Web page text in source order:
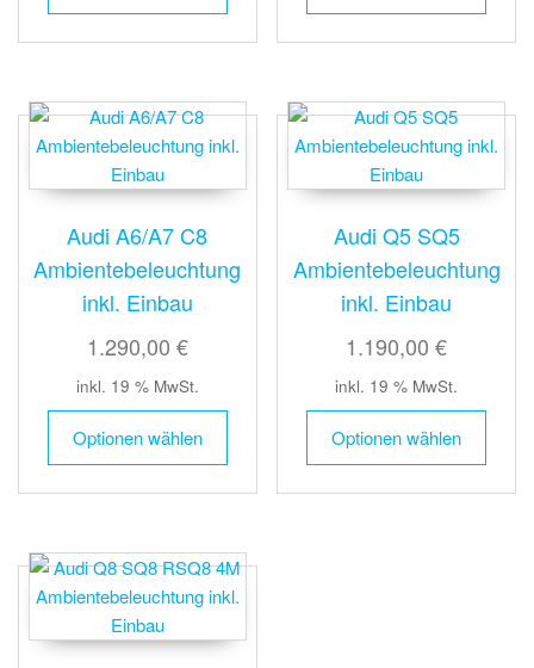
Audi A6/A7 C8
Ambientebeleuchtung
inkl. Einbau
1.290,00 €
inkl. 19 % MwSt.
Optionen wählen
Audi Q5 SQ5
Ambientebeleuchtung
inkl. Einbau
1.190,00 €
inkl. 19 % MwSt.
Optionen wählen